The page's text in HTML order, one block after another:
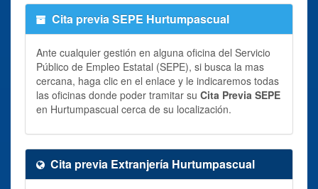
Cita previa SEPE Hurtumpascual
Ante cualquier gestión en alguna oficina del Servicio
Público de Empleo Estatal (SEPE), si busca la mas
cercana, haga clic en el enlace y le indicaremos todas
las oficinas donde poder tramitar su Cita Previa SEPE
en Hurtumpascual cerca de su localización.
Cita previa Extranjería Hurtumpascual